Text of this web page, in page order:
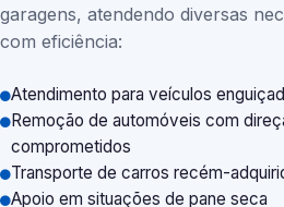
garagens, atendendo diversas
com eficiência:
Atendimento para veículos
Remoção de automóveis com
comprometidos
Transporte de carros recém-
Apoio em situações de pane seca